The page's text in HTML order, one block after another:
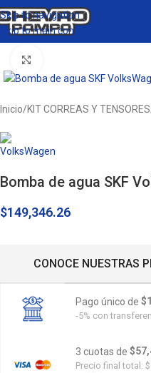
Skip to navigation
Skip to main content
Inicio/KIT CORREAS Y TENSORES
Bomba de agua SKF
$149,346.26
CONOCE NUESTRAS
Pago único de
-5% con
3 cuotas de
Precio final total: